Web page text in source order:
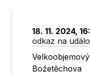
18. 11. 2024,
odkaz na
Božetěchova